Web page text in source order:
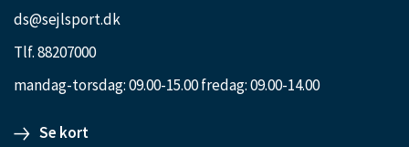
ds@sejlsport.dk
Tlf. 88207000
mandag-torsdag: 09.00-15.00 fredag: 09.00-14.00
Se kort